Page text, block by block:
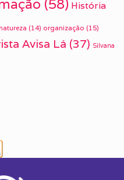
(58) História
(14) organização (15)
Avisa Lá (37) Silvana